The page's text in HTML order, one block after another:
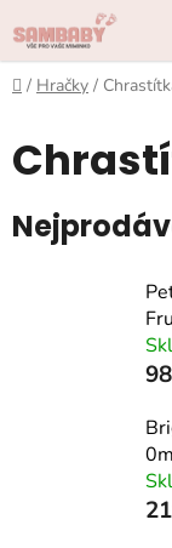
na
obsah
Domů
/ Hračky /